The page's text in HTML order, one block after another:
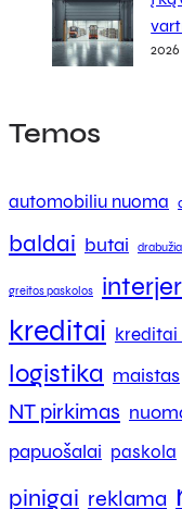
Temos
automobiliu nuoma
baldai butai
greitos paskolos
kreditai kreditai
logistika maistas
NT pirkimas
papuošalai paskola
pinigai reklama